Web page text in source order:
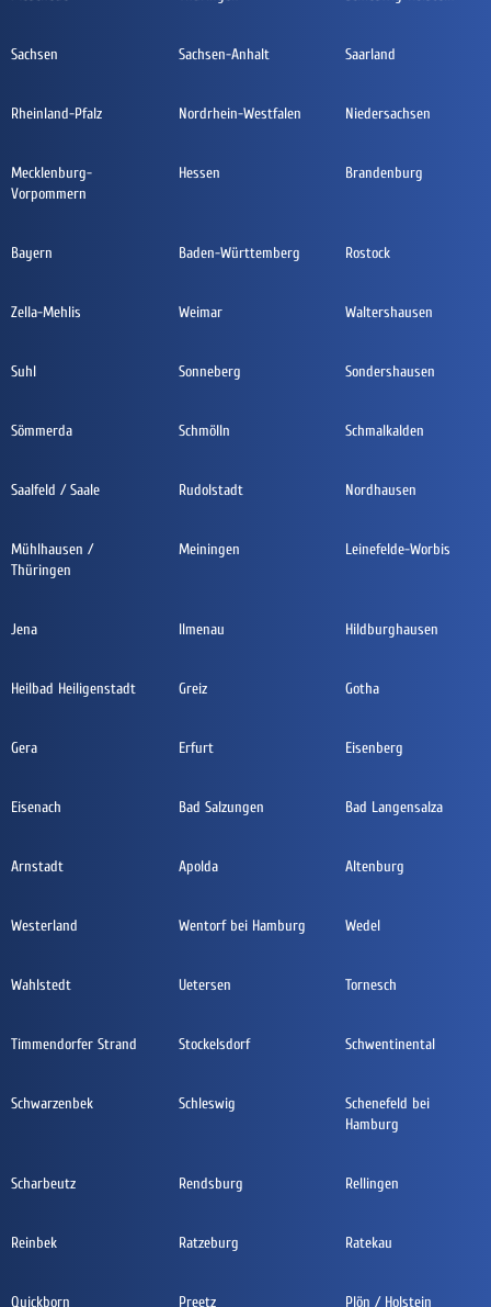
Sachsen Sachsen-Anhalt Saarland
Rheinland-Pfalz Nordrhein-Westfalen Niedersachsen
Mecklenburg-
Vorpommern
Hessen Brandenburg
Bayern Baden-Württemberg Rostock
Zella-Mehlis Weimar Waltershausen
Suhl Sonneberg Sondershausen
Sömmerda Schmölln Schmalkalden
Saalfeld / Saale Rudolstadt Nordhausen
Mühlhausen /
Thüringen
Meiningen Leinefelde-Worbis
Jena Ilmenau Hildburghausen
Heilbad Heiligenstadt Greiz Gotha
Gera Erfurt Eisenberg
Eisenach Bad Salzungen Bad Langensalza
Arnstadt Apolda Altenburg
Westerland Wentorf bei Hamburg Wedel
Wahlstedt Uetersen Tornesch
Timmendorfer Strand Stockelsdorf Schwentinental
Schwarzenbek Schleswig
Schenefeld bei
Hamburg
Scharbeutz Rendsburg Rellingen
Reinbek Ratzeburg Ratekau
Quickborn Preetz Plön / Holstein